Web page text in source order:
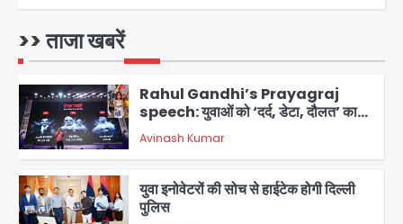
>> ताजा खबरें
2
Rahul Gandhi’s Prayagraj
speech: युवाओं को ‘दर्द, डेटा, दौलत’ का
संदेश, बीजेपी का वार
Avinash Kumar
युवा इनोवेटरों की सोच से हाईटेक होगी दिल्ली
पुलिस